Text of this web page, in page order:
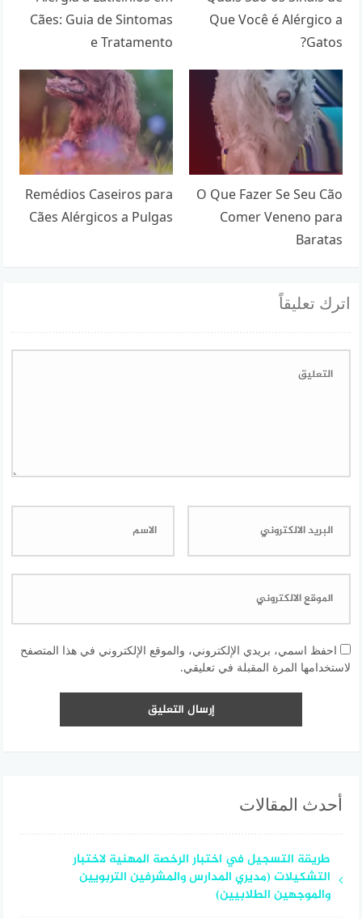
Que Você é Alérgico a
Gatos?
Cães: Guia de Sintomas
e Tratamento
O Que Fazer Se Seu Cão
Comer Veneno para
Baratas
Remédios Caseiros para
Cães Alérgicos a Pulgas
اترك تعليقاً
احفظ اسمي، بريدي الإلكتروني، والموقع الإلكتروني في هذا المتصفح
لاستخدامها المرة المقبلة في تعليقي.
أحدث المقالات
طريقة التسجيل في اختبار الرخصة المهنية لاختبار
التشكيلات (مديري المدارس والمشرفين التربويين
والموجهين الطلابيين)